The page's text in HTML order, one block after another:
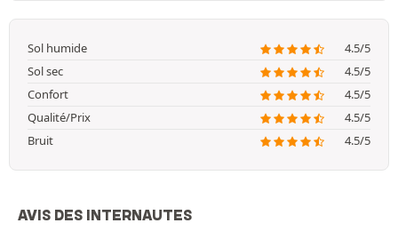
Sol humide
4.5/5
Sol sec
4.5/5
Confort
4.5/5
Qualité/Prix
4.5/5
Bruit
4.5/5
AVIS DES INTERNAUTES